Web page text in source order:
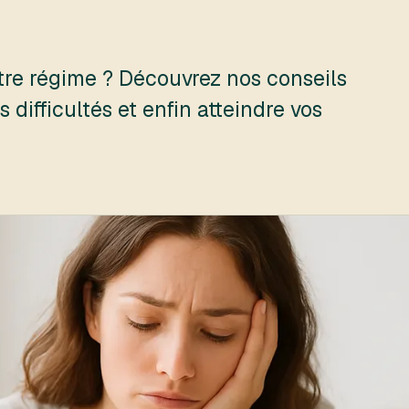
régime ? Découvrez nos conseils
difficultés et enfin atteindre vos